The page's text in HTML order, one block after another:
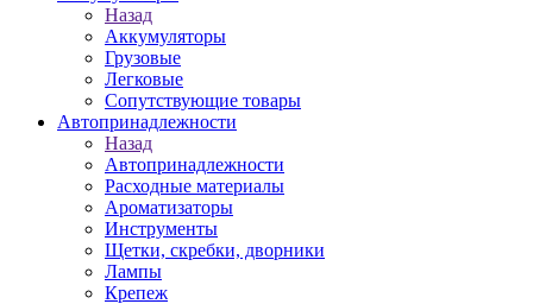
Назад
Аккумуляторы
Грузовые
Легковые
Сопутствующие товары
Автопринадлежности
Назад
Автопринадлежности
Расходные материалы
Ароматизаторы
Инструменты
Щетки, скребки, дворники
Лампы
Крепеж